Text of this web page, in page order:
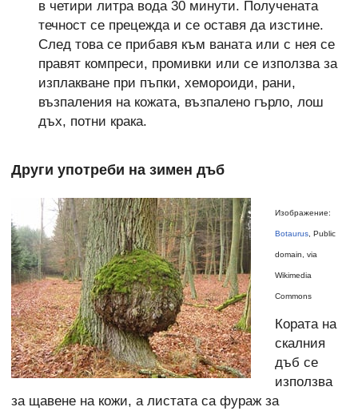
в четири литра вода 30 минути. Получената
течност се прецежда и се оставя да изстине.
След това се прибавя към ваната или с нея се
правят компреси, промивки или се използва за
изплакване при пъпки, хемороиди, рани,
възпаления на кожата, възпалено гърло, лош
дъх, потни крака.
Други употреби на зимен дъб
Изображение:
Botaurus, Public
domain, via
Wikimedia
Commons
Кората на
скалния
дъб се
използва
за щавене на кожи, а листата са фураж за